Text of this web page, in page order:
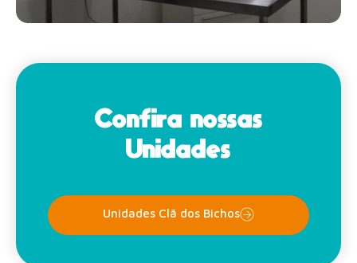
Confira nossas
Unidades
Unidades Clã dos Bichos